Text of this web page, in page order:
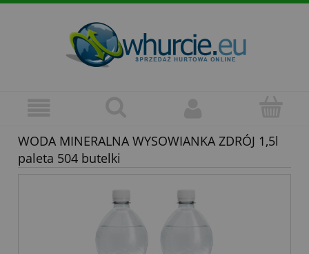
WODA MINERALNA WYSOWIANKA ZDRÓJ 1,5l
paleta 504 butelki